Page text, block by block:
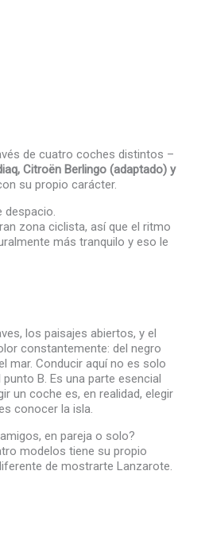
de cuatro coches distintos –
Citroën Berlingo (adaptado) y
su propio carácter.
despacio.
zona ciclista, así que el ritmo
más tranquilo y eso le
los paisajes abiertos, y el
constantemente: del negro
mar. Conducir aquí no es solo
B. Es una parte esencial
un coche es, en realidad, elegir
conocer la isla.
en pareja o solo?
modelos tiene su propio
de mostrarte Lanzarote.